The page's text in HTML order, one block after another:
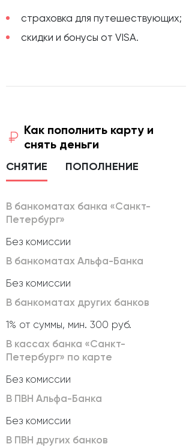
страховка для путешествующих;
скидки и бонусы от VISA.
Как пополнить карту и
снять деньги
СНЯТИЕ ПОПОЛНЕНИЕ
В банкоматах банка «Санкт-
Петербург»
Без комиссии
В банкоматах Альфа-Банка
Без комиссии
В банкоматах других банков
1% от суммы, мин. 300 руб.
В кассах банка «Санкт-
Петербург» по карте
Без комиссии
В ПВН Альфа-Банка
Без комиссии
В ПВН других банков